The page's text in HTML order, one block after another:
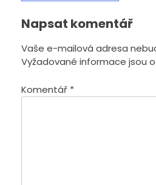
Napsat komentář
Vaše e-mailová adresa
Vyžadované informace jsou
Komentář *